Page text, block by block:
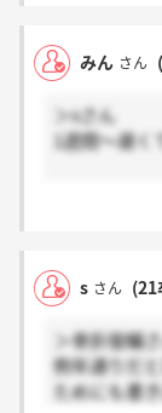
みん さん
＞sさん
1週間～遅く
s さん (21
＞骨折俊輔
例年通りだ
ためにも書